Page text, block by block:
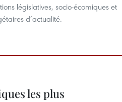
législatives, socio-écomiques et
d’actualité.
les plus